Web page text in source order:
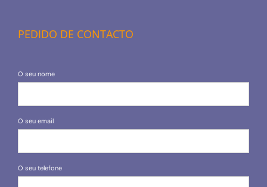
PEDIDO DE CONTACTO
O seu nome
O seu email
O seu telefone